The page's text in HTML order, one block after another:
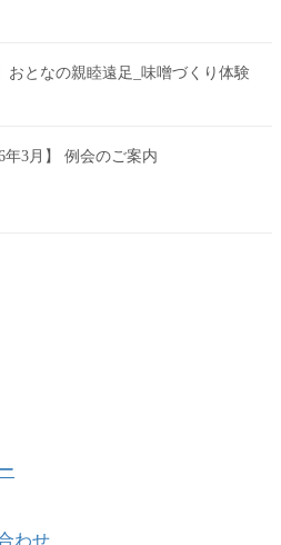
おとなの親睦遠足_味噌づくり体験
年3月】 例会のご案内
わせ